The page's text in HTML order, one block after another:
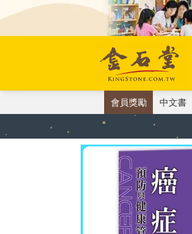
會員獎勵 中文書